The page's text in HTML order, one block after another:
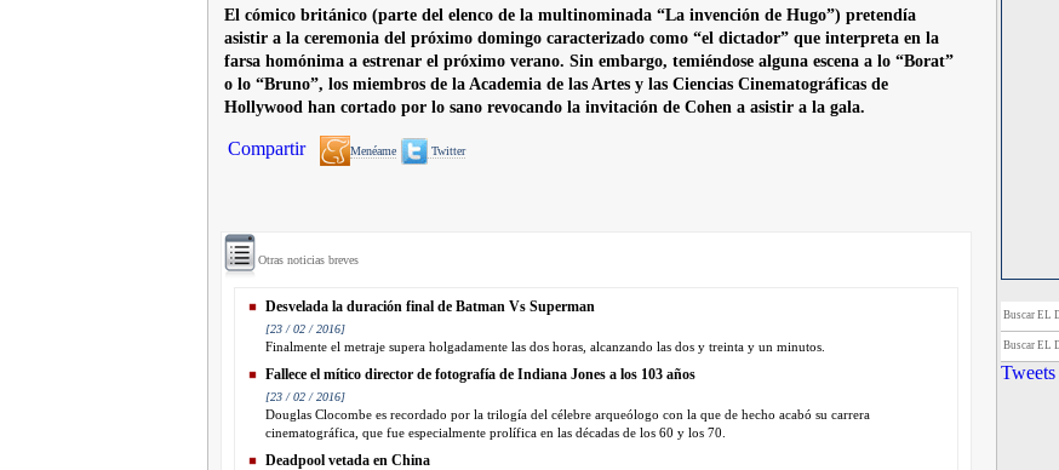
El cómico británico (parte del elenco de la multinominada “La invención de Hugo”) pretendía
asistir a la ceremonia del próximo domingo caracterizado como “el dictador” que interpreta en la
farsa homónima a estrenar el próximo verano. Sin embargo, temiéndose alguna escena a lo “Borat”
o lo “Bruno”, los miembros de la Academia de las Artes y las Ciencias Cinematográficas de
Hollywood han cortado por lo sano revocando la invitación de Cohen a asistir a la gala.
Compartir Menéame Twitter
Otras noticias breves
Desvelada la duración final de Batman Vs Superman
[23 / 02 / 2016]
Finalmente el metraje supera holgadamente las dos horas, alcanzando las dos y treinta y un minutos.
Fallece el mítico director de fotografía de Indiana Jones a los 103 años
[23 / 02 / 2016]
Douglas Clocombe es recordado por la trilogía del célebre arqueólogo con la que de hecho acabó su carrera
cinematográfica, que fue especialmente prolífica en las décadas de los 60 y los 70.
Deadpool vetada en China
Buscar EL
Buscar EL